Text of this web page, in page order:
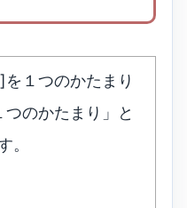
１つのかたまり
のかたまり」と
。